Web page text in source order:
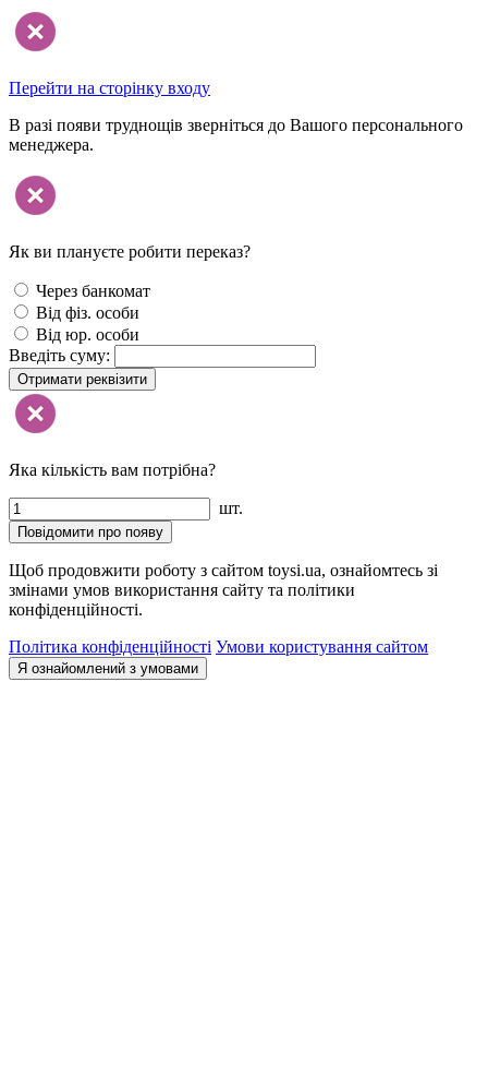
Перейти на сторінку входу
В разі появи труднощів зверніться до Вашого персонального
менеджера.
Як ви плануєте робити переказ?
Через банкомат
Від фіз. особи
Від юр. особи
Введіть суму:
Отримати реквізити
Яка кількість вам потрібна?
шт.
Повідомити про появу
Щоб продовжити роботу з сайтом toysi.ua, ознайомтесь зі
змінами умов використання сайту та політики
конфіденційності.
Політика конфіденційності Умови користування сайтом
Я ознайомлений з умовами